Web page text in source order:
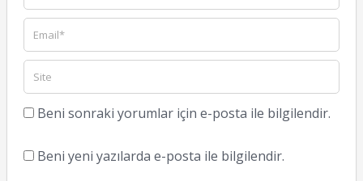
Beni sonraki yorumlar için e-posta ile bilgilendir.
Beni yeni yazılarda e-posta ile bilgilendir.